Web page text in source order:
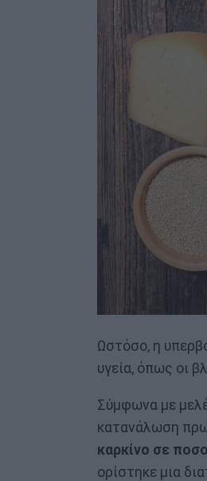
Ωστόσο, η
υγεία, όπως οι
Σύμφωνα με
κατανάλωση
καρκίνο σε
ορίστηκε μια